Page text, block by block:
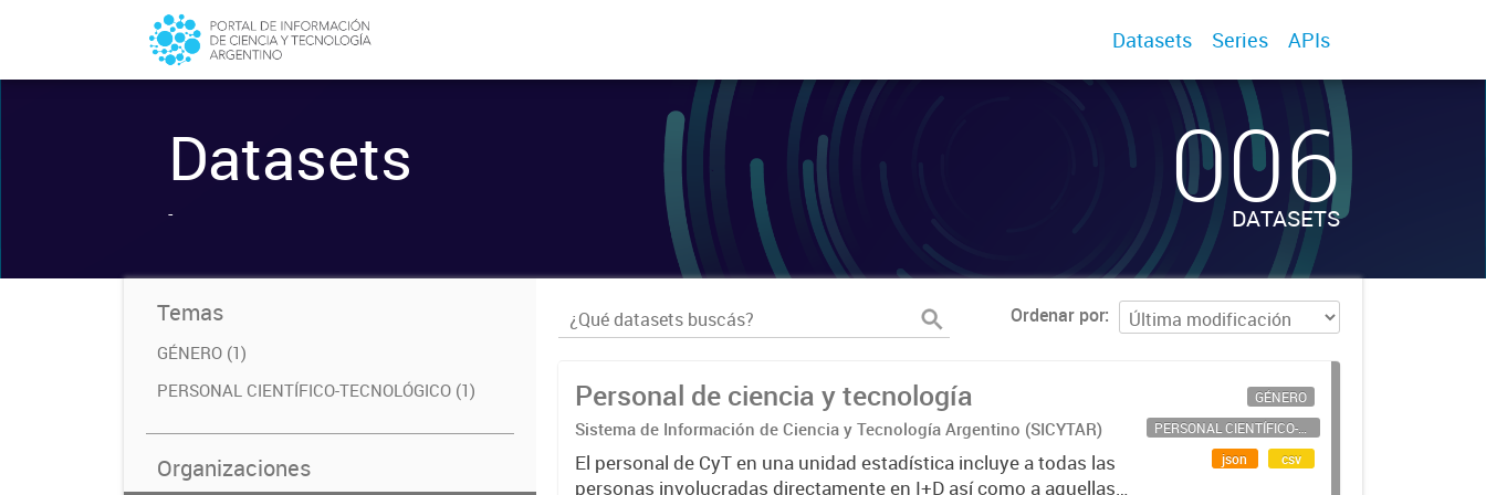
Datasets Series APIs
Datasets
- 006
DATASETS
Temas
GÉNERO (1)
PERSONAL CIENTÍFICO-TECNOLÓGICO (1)
Organizaciones
Ordenar por
Personal de ciencia y tecnología
Sistema de Información de Ciencia y Tecnología Argentino (SICYTAR)
El personal de CyT en una unidad estadística incluye a todas las
personas involucradas directamente en I+D así como a aquellas
GÉNERO
PERSONAL CIENTÍFICO-TECNOLÓGICO
json
csv